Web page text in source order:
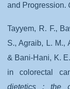
and Progression.
Tayyem, R. F.,
S., Agraib, L. M.,
& Bani-Hani, K.
in colorectal
dietetics : the